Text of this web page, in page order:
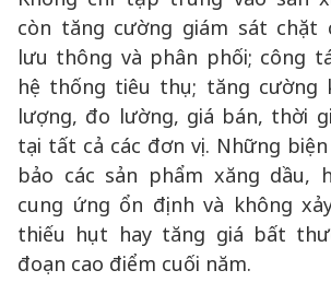
còn tăng cường giám sát chặt
lưu thông và phân phối; công
hệ thống tiêu thụ; tăng cường
lượng, đo lường, giá bán, thời
tại tất cả các đơn vị. Những
bảo các sản phẩm xăng dầu,
cung ứng ổn định và không
thiếu hụt hay tăng giá bất
đoạn cao điểm cuối năm.